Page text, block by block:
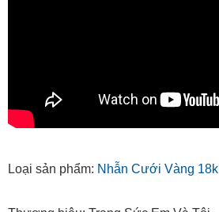
Loại sản phẩm: Nhẫn Cưới Vàng 18k